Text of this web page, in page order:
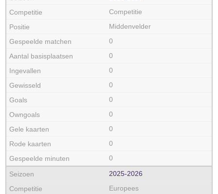
Competitie
Middenvelder
0
0
0
0
0
0
0
0
0
2025‑2026
Europees